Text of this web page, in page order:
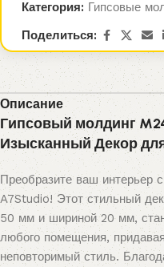
Категория: Гипсовые
Поделиться:
Описание
Гипсовый молдинг
Изысканный Декор
Преобразите ваш интерьер
A7Studio! Этот стильный
50 мм и шириной 20 мм,
любого помещения,
неповторимый стиль.